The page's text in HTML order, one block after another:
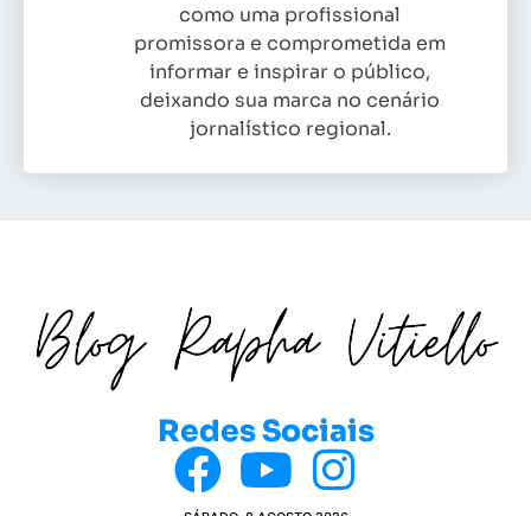
como uma profissional
promissora e comprometida em
informar e inspirar o público,
deixando sua marca no cenário
jornalístico regional.
Redes Sociais